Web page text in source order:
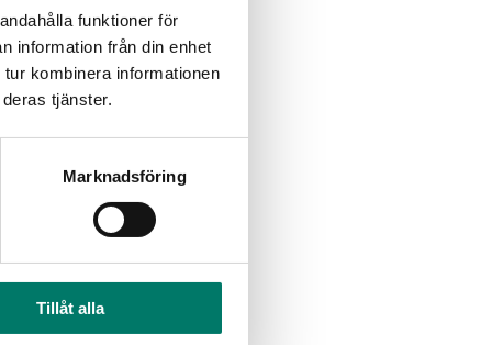
funktioner för
information från din enhet
kombinera informationen
tjänster.
Marknadsföring
Tillåt alla